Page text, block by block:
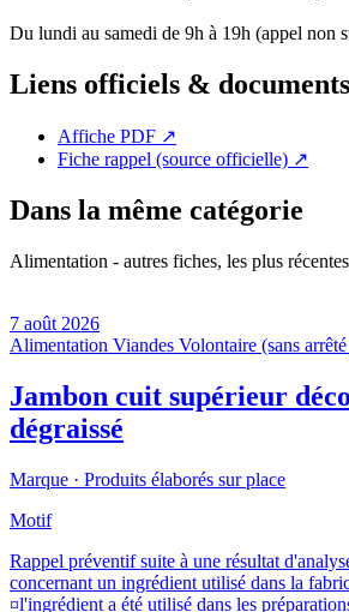
Du lundi au samedi de 9h à 19h (appel non
Liens officiels & documents
Affiche PDF ↗
Fiche rappel (source officielle) ↗
Dans la même catégorie
Alimentation - autres fiches, les plus
7 août 2026
Alimentation Viandes Volontaire (sans
Jambon cuit supérieur
dégraissé
Marque · Produits élaborés sur place
Motif
Rappel préventif suite à une résultat
concernant un ingrédient utilisé dans la
¤l'ingrédient a été utilisé dans les